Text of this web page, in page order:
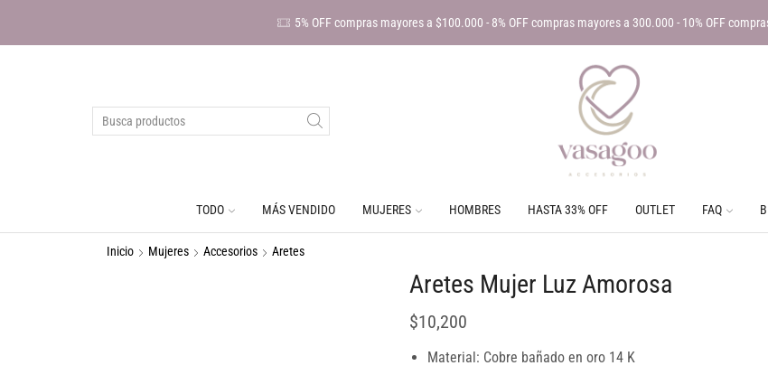
5% OFF compras mayores a $100.000 - 8% OFF compras mayores a 300.000 - 10% OFF
TODO MÁS VENDIDO MUJERES HOMBRES HASTA 33% OFF OUTLET FAQ
Inicio Mujeres Accesorios Aretes
Aretes Mujer Luz Amorosa
$10,200
Material: Cobre bañado en oro 14 K